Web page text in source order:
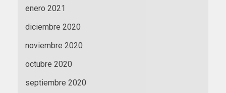
enero 2021
diciembre 2020
noviembre 2020
octubre 2020
septiembre 2020